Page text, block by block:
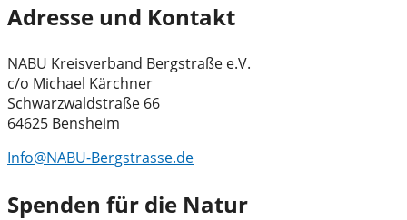
Adresse und Kontakt
NABU Kreisverband Bergstraße e.V.
c/o Michael Kärchner
Schwarzwaldstraße 66
64625 Bensheim
Info@NABU-Bergstrasse.de
Spenden für die Natur